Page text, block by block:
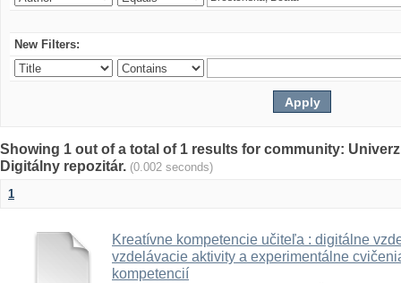
New Filters:
Showing 1 out of a total of 1 results for community:
Digitálny repozitár. (0.002 seconds)
1
Kreatívne kompetencie učiteľa : digitálne
vzdelávacie aktivity a experimentálne
kompetencií